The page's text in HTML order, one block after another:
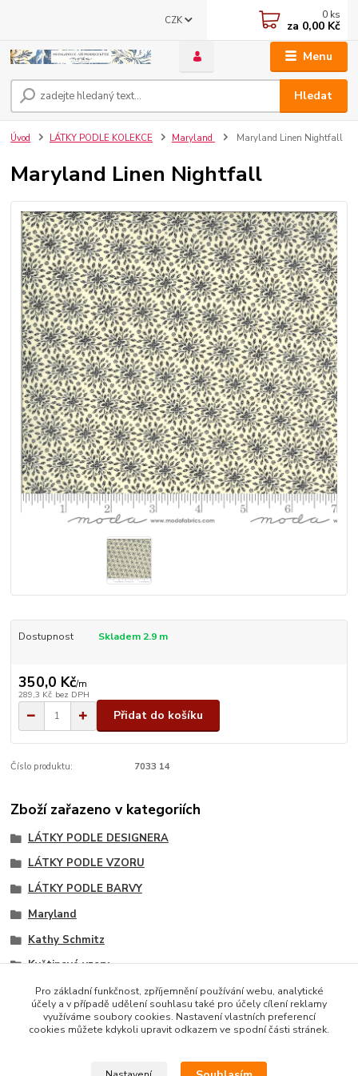
Menu
CZK
Hledat
0 ks
za 0,00 Kč
Úvod LÁTKY PODLE KOLEKCE Maryland Maryland Linen Nightfall
Maryland Linen Nightfall
Dostupnost Skladem 2.9 m
350,0 Kč/m
289,3 Kč bez DPH
Přidat do košíku
Číslo produktu: 7033 14
Zboží zařazeno v kategoriích
LÁTKY PODLE DESIGNERA
LÁTKY PODLE VZORU
LÁTKY PODLE BARVY
Maryland
Kathy Schmitz
Květinové vzory
Doplňkové vzory kolekce
Černé tóny
Pro základní funkčnost, zpříjemnění používání webu, analytické
účely a v případě udělení souhlasu také pro účely cílení reklamy
využíváme soubory cookies. Nastavení vlastních preferencí
cookies můžete kdykoli upravit odkazem ve spodní části stránek.